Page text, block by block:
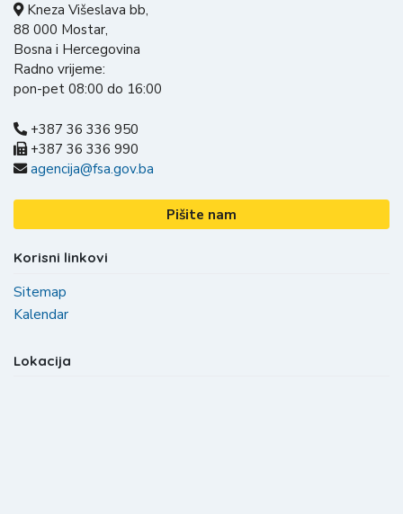
Kneza Višeslava bb,
88 000 Mostar,
Bosna i Hercegovina
Radno vrijeme:
pon-pet 08:00 do 16:00
+387 36 336 950
+387 36 336 990
agencija@fsa.gov.ba
Pišite nam
Korisni linkovi
Sitemap
Kalendar
Lokacija